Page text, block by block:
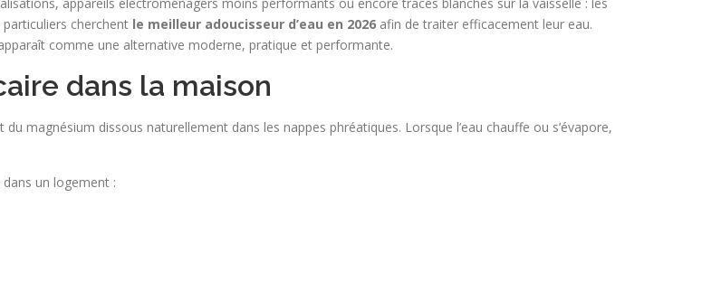
cherchent le meilleur adoucisseur d’eau en 2026 afin de traiter efficacement leur eau.
comme une alternative moderne, pratique et performante.
dans la maison
magnésium dissous naturellement dans les nappes phréatiques. Lorsque l’eau chauffe ou s’évapore,
un logement :